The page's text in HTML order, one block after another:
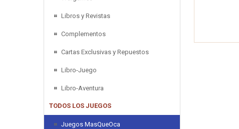
Libros y Revistas
Complementos
Cartas Exclusivas y Repuestos
Libro-Juego
Libro-Aventura
TODOS LOS JUEGOS
Juegos MasQueOca